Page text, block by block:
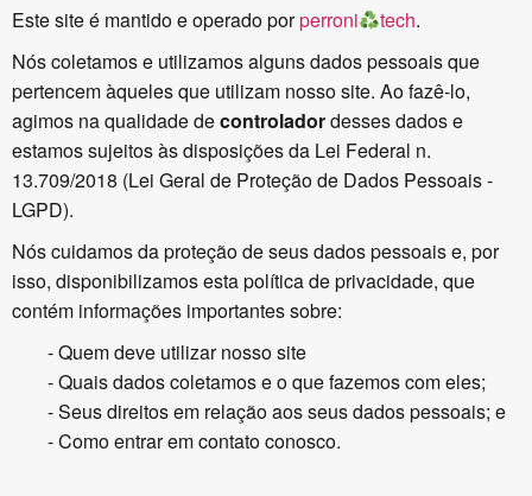
Este site é mantido e operado porperroni tech.
Nós coletamos e utilizamos alguns dados pessoais que
pertencem àqueles que utilizam nosso site. Ao fazê-lo,
agimos na qualidade decontroladordesses dados e
estamos sujeitos às disposições da Lei Federal n.
13.709/2018 (Lei Geral de Proteção de Dados Pessoais -
LGPD).
Nós cuidamos da proteção de seus dados pessoais e, por
isso, disponibilizamos esta política de privacidade, que
contém informações importantes sobre:
- Quem deve utilizar nosso site
- Quais dados coletamos e o que fazemos com eles;
- Seus direitos em relação aos seus dados pessoais; e
- Como entrar em contato conosco.